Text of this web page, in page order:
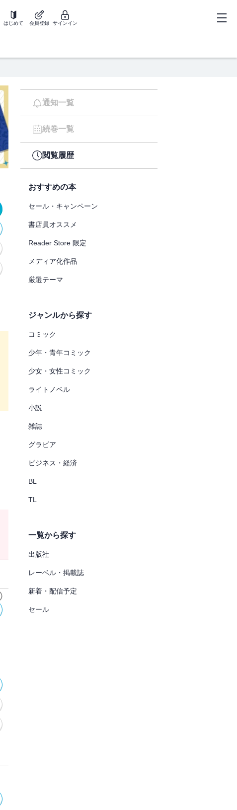
はじめて 会員登録 サインイン
通知一覧
続巻一覧
閲覧履歴
おすすめの本
セール・キャンペーン
書店員オススメ
Reader Store 限定
メディア化作品
厳選テーマ
ジャンルから探す
コミック
少年・青年コミック
少女・女性コミック
ライトノベル
小説
雑誌
グラビア
ビジネス・経済
BL
TL
一覧から探す
出版社
レーベル・掲載誌
新着・配信予定
セール